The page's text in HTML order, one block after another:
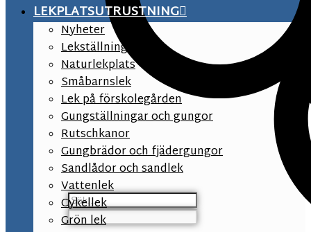
LEKPLATSUTRUSTNING
Nyheter
Lekställningar
Naturlekplats
Småbarnslek
Lek på förskolegården
Gungställningar och gungor
Rutschkanor
Gungbrädor och fjädergungor
Sandlådor och sandlek
Vattenlek
Cykellek
Grön lek